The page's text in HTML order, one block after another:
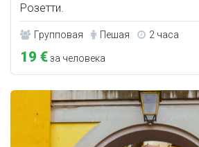
Розетти.
Групповая Пешая 2 часа
19 €за человека